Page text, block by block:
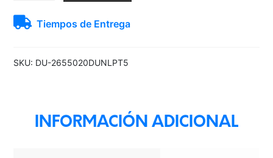
Dunlop
-
cantidad
Tiempos de Entrega
SKU: DU-2655020DUNLPT5
INFORMACIÓN ADICIONAL